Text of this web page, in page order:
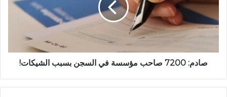
صادم: 7200 صاحب مؤسسة في السجن بسبب الشيكات!